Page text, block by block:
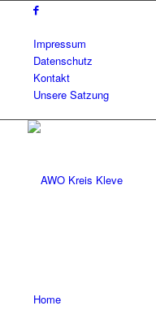
Impressum
Datenschutz
Kontakt
Unsere Satzung
Home